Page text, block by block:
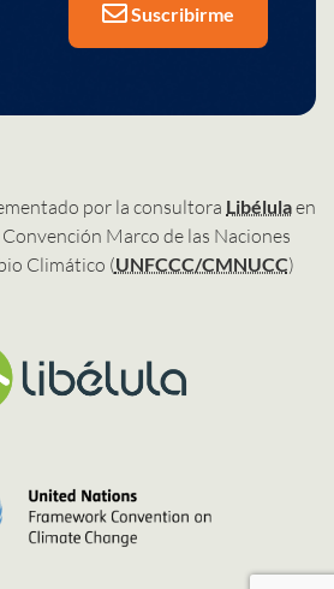
Suscribirme
por la consultora Libélulaen
Marco de las Naciones
Climático (UNFCCC/CMNUCC)